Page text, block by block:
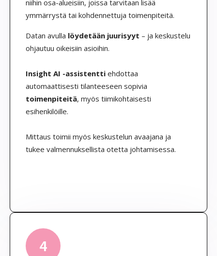
niihin osa-alueisiin, joissa tarvitaan lisää
ymmärrystä tai kohdennettuja toimenpiteitä.
Datan avulla löydetään juurisyyt – ja keskustelu
ohjautuu oikeisiin asioihin.
Insight AI -assistentti ehdottaa
automaattisesti tilanteeseen sopivia
toimenpiteitä, myös tiimikohtaisesti
esihenkilöille.
Mittaus toimii myös keskustelun avaajana ja
tukee valmennuksellista otetta johtamisessa.
4